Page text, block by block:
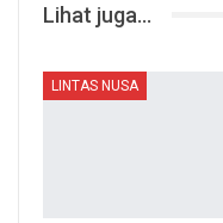
Lihat juga...
LINTAS NUSA